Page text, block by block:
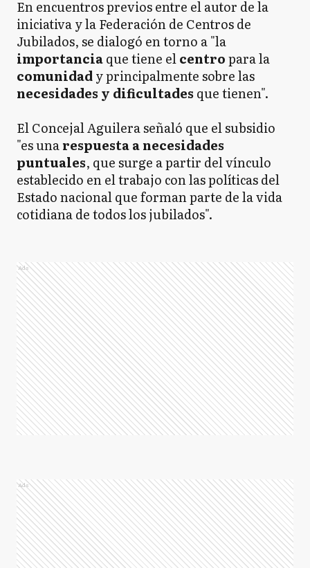
En encuentros previos entre el autor de la
iniciativa y la Federación de Centros de
Jubilados, se dialogó en torno a "la
importanciaque tiene elcentropara la
comunidady principalmente sobre las
necesidades y dificultades que tienen".
El Concejal Aguilera señaló que el subsidio
"es unarespuesta a necesidades
puntuales, que surge a partir del vínculo
establecido en el trabajo con las políticas del
Estado nacional que forman parte de la vida
cotidiana de todos los jubilados".
Ads
Ads